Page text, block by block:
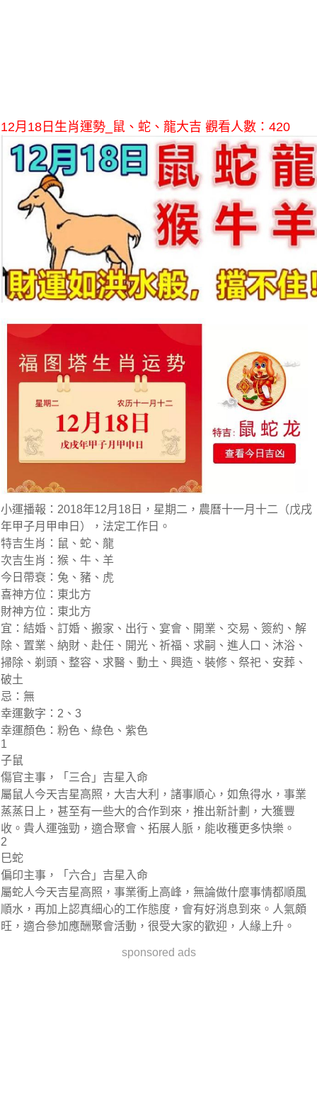
12月18日生肖運勢_鼠、蛇、龍大吉 觀看人數：420
小運播報： 2018年12月18日，星期二，農曆十一月十二（戊戌
年甲子月甲申日），法定工作日。
特吉生肖： 鼠、蛇、龍
次吉生肖： 猴、牛、羊
今日帶衰： 兔、豬、虎
喜神方位： 東北方
財神方位： 東北方
宜： 結婚、訂婚、搬家、出行、宴會、開業、交易、簽約、解
除、置業、納財、赴任、開光、祈福、求嗣、進人口、沐浴、
掃除、剃頭、整容、求醫、動土、興造、裝修、祭祀、安葬、
破土
忌： 無
幸運數字： 2、3
幸運顏色： 粉色、綠色、紫色
1
子鼠
傷官主事，「三合」吉星入命
屬鼠人今天吉星高照，大吉大利，諸事順心，如魚得水，事業
蒸蒸日上，甚至有一些大的合作到來，推出新計劃，大獲豐
收。貴人運強勁，適合聚會、拓展人脈，能收穫更多快樂。
2
巳蛇
偏印主事，「六合」吉星入命
屬蛇人今天吉星高照，事業衝上高峰，無論做什麼事情都順風
順水，再加上認真細心的工作態度，會有好消息到來。人氣頗
旺，適合參加應酬聚會活動，很受大家的歡迎，人緣上升。
sponsored ads